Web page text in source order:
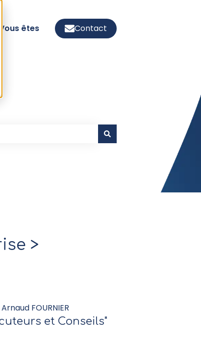
Vous êtes Contact
>
FOURNIER
et Conseils"